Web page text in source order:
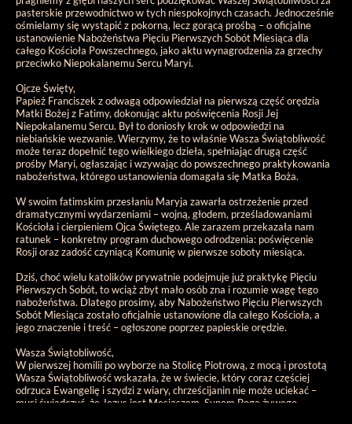
pasterskie przewodnictwo w tych niespokojnych czasach. Jednocześnie
ośmielamy się wystąpić z pokorną, lecz gorącą prośbą – o oficjalne
ustanowienie Nabożeństwa Pięciu Pierwszych Sobót Miesiąca dla
całego Kościoła Powszechnego, jako aktu wynagrodzenia za grzechy
przeciwko Niepokalanemu Sercu Maryi.
Ojcze Święty,
Papież Franciszek z odwagą odpowiedział na pierwszą część orędzia
Matki Bożej z Fatimy, dokonując aktu poświęcenia Rosji Jej
Niepokalanemu Sercu. Był to doniosły krok w odpowiedzi na
niebiańskie wezwanie. Wierzymy, że to właśnie Wasza Świątobliwość
może teraz dopełnić tego wielkiego dzieła, spełniając drugą część
prośby Maryi, ogłaszając i wzywając do powszechnego praktykowania
nabożeństwa, którego ustanowienia domagała się Matka Boża.
W swoim fatimskim przesłaniu Maryja zawarła ostrzeżenie przed
dramatycznymi wydarzeniami – wojną, głodem, prześladowaniami
Kościoła i cierpieniem Ojca Świętego. Ale zarazem przekazała nam
ratunek – konkretny program duchowego odrodzenia: poświęcenie
Rosji oraz zadość czyniącą Komunię w pierwsze soboty miesiąca.
Dziś, choć wielu katolików prywatnie podejmuje już praktykę Pięciu
Pierwszych Sobót, to wciąż zbyt mało osób zna i rozumie wagę tego
nabożeństwa. Dlatego prosimy, aby Nabożeństwo Pięciu Pierwszych
Sobót Miesiąca zostało oficjalnie ustanowione dla całego Kościoła, a
jego znaczenie i treść – ogłoszone poprzez papieskie orędzie.
Wasza Świątobliwość,
W pierwszej homilii po wyborze na Stolicę Piotrową, z mocą i prostotą
Wasza Świątobliwość wskazała, że w świecie, który coraz częściej
odrzuca Ewangelię i szydzi z wiary, chrześcijanin nie może uciekać –
musi świadczyć, że Jezus jest Mesjaszem, Synem Boga żywego.